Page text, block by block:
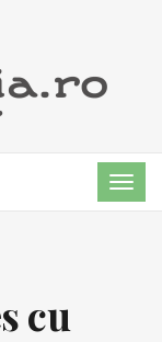
cu